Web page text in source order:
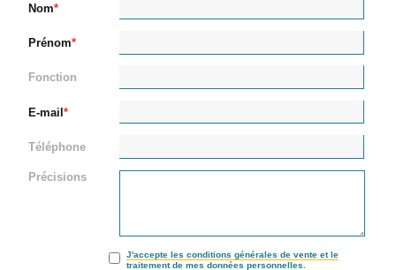
Nom
Prénom
Fonction
E-mail
Téléphone
Précisions
J'accepte les conditions générales de vente et le
traitement de mes données personnelles.